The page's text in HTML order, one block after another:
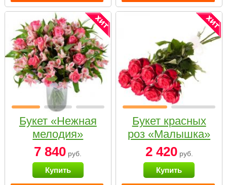
Букет «Нежная
мелодия»
7 840 руб.
Купить
Букет красных
роз «Малышка»
2 420руб.
Купить